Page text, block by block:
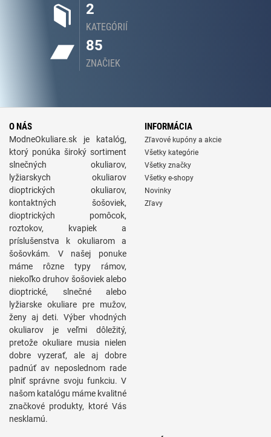
2
KATEGÓRIÍ
85
ZNAČIEK
O NÁS
ModneOkuliare.sk je katalóg,
ktorý ponúka široký sortiment
slnečných okuliarov,
lyžiarskych okuliarov
dioptrických okuliarov,
kontaktných šošoviek,
dioptrických pomôcok,
roztokov, kvapiek a
príslušenstva k okuliarom a
šošovkám. V našej ponuke
máme rôzne typy rámov,
niekoľko druhov šošoviek alebo
dioptrické, slnečné alebo
lyžiarske okuliare pre mužov,
ženy aj deti. Výber vhodných
okuliarov je veľmi dôležitý,
pretože okuliare musia nielen
dobre vyzerať, ale aj dobre
padnúť av neposlednom rade
plniť správne svoju funkciu. V
našom katalógu máme kvalitné
značkové produkty, ktoré Vás
nesklamú.
INFORMÁCIA
Zľavové kupóny a akcie
Všetky kategórie
Všetky značky
Všetky e-shopy
Novinky
Zľavy